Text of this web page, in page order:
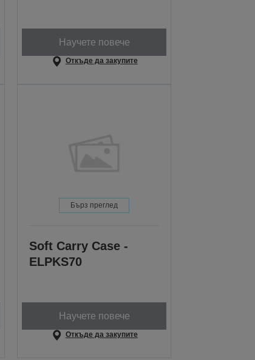
Научете повече
Откъде да закупите
Бърз преглед
Soft Carry Case -
ELPKS70
Научете повече
Откъде да закупите